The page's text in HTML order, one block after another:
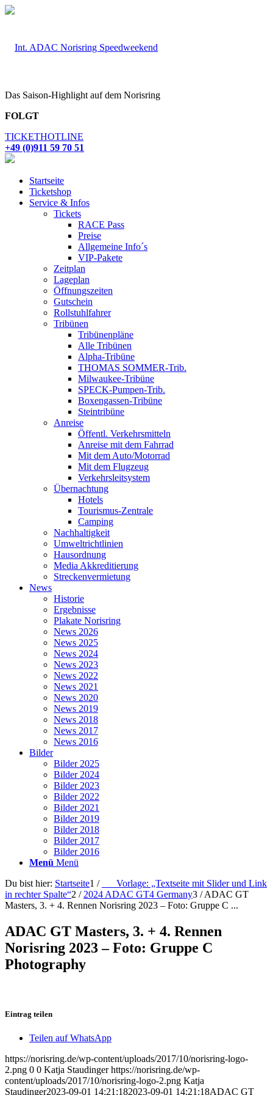
Das Saison-Highlight auf dem Norisring
FOLGT
TICKETHOTLINE
+49 (0)911 59 70 51
Startseite
Ticketshop
Service & Infos
Tickets
RACE Pass
Preise
Allgemeine Info´s
VIP-Pakete
Zeitplan
Lageplan
Öffnungszeiten
Gutschein
Rollstuhlfahrer
Tribünen
Tribünenpläne
Alle Tribünen
Alpha-Tribüne
THOMAS SOMMER-Trib.
Milwaukee-Tribüne
SPECK-Pumpen-Trib.
Boxengassen-Tribüne
Steintribüne
Anreise
Öffentl. Verkehrsmitteln
Anreise mit dem Fahrrad
Mit dem Auto/Motorrad
Mit dem Flugzeug
Verkehrsleitsystem
Übernachtung
Hotels
Tourismus-Zentrale
Camping
Nachhaltigkeit
Umweltrichtlinien
Hausordnung
Media Akkreditierung
Streckenvermietung
News
Historie
Ergebnisse
Plakate Norisring
News 2026
News 2025
News 2024
News 2023
News 2022
News 2021
News 2020
News 2019
News 2018
News 2017
News 2016
Bilder
Bilder 2025
Bilder 2024
Bilder 2023
Bilder 2022
Bilder 2021
Bilder 2019
Bilder 2018
Bilder 2017
Bilder 2016
Menü Menü
Du bist hier: Startseite1 /
___Vorlage: „Textseite mit Slider und Link
in rechter Spalte“2 / 2024 ADAC GT4 Germany3 / ADAC GT
Masters, 3. + 4. Rennen Norisring 2023 – Foto: Gruppe C ...
ADAC GT Masters, 3. + 4. Rennen
Norisring 2023 – Foto: Gruppe C
Photography
Eintrag teilen
Teilen auf WhatsApp
https://norisring.de/wp-content/uploads/2017/10/norisring-logo-
2.png 0 0 Katja Staudinger https://norisring.de/wp-
content/uploads/2017/10/norisring-logo-2.png Katja
Staudinger2023-09-01 14:21:182023-09-01 14:21:18ADAC GT